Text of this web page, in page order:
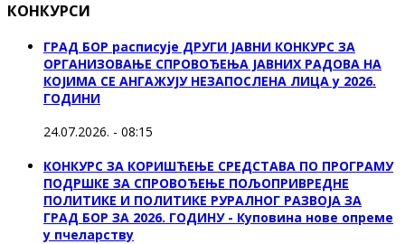
КОНКУРСИ
ГРАД БОР расписује ДРУГИ ЈАВНИ КОНКУРС ЗА
ОРГАНИЗОВАЊЕ СПРОВОЂЕЊА ЈАВНИХ РАДОВА НА
КОЈИМА СЕ АНГАЖУЈУ НЕЗАПОСЛЕНА ЛИЦА у 2026.
ГОДИНИ
24.07.2026. - 08:15
КОНКУРС ЗА КОРИШЋЕЊЕ СРЕДСТАВА ПО ПРОГРАМУ
ПОДРШКЕ ЗА СПРОВОЂЕЊЕ ПОЉОПРИВРЕДНЕ
ПОЛИТИКЕ И ПОЛИТИКЕ РУРАЛНОГ РАЗВОЈА ЗА
ГРАД БОР ЗА 2026. ГОДИНУ - Куповина нове опреме
у пчеларству